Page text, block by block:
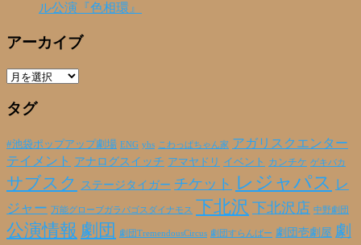
ル公演『色相環』
アーカイブ
ア
カ
ブ
タグ
#池袋ポップアップ劇場 ENG yhs こわっぱちゃん家 アガリスクエンター
テイメント アナログスイッチ アマヤドリ イベント カンチケ ゲキバカ
サブスク ステージタイガー チケット レジャパス レ
ジャー 万能グローブガラパゴスダイナモス 下北沢 下北沢店 中野劇団
公演情報 劇団 劇団TremendousCircus 劇団すらんばー 劇団壱劇屋 劇